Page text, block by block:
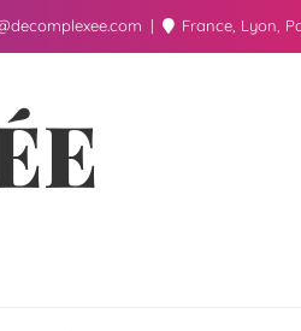
France, Lyon,